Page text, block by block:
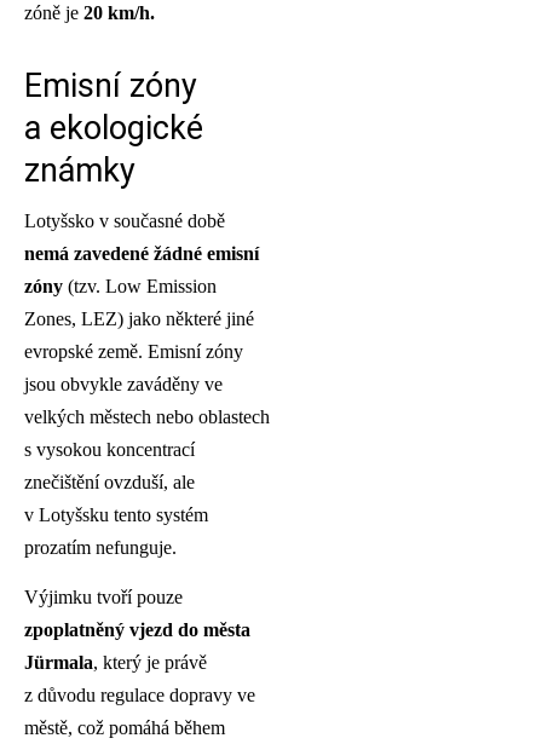
zóně je 20 km/h.
Emisní zóny
a ekologické
známky
Lotyšsko v současné době
nemá zavedené žádné emisní
zóny (tzv. Low Emission
Zones, LEZ) jako některé jiné
evropské země. Emisní zóny
jsou obvykle zaváděny ve
velkých městech nebo oblastech
s vysokou koncentrací
znečištění ovzduší, ale
v Lotyšsku tento systém
prozatím nefunguje.
Výjimku tvoří pouze
zpoplatněný vjezd do města
Jürmala, který je právě
z důvodu regulace dopravy ve
městě, což pomáhá během